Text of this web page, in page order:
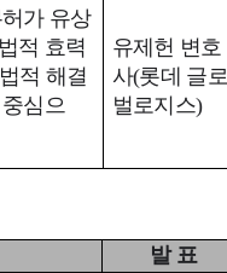
가 유상
적 효력
적 해결
심으
유제헌 변호
사(롯데 글
벌로지스)
발 표